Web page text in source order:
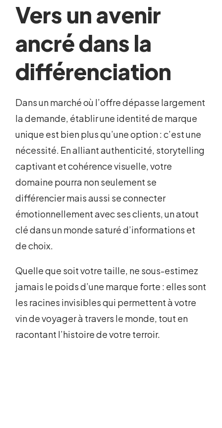
Vers un avenir
ancré dans la
différenciation
Dans un marché où l’offre dépasse largement
la demande, établir une identité de marque
unique est bien plus qu’une option : c’est une
nécessité. En alliant authenticité, storytelling
captivant et cohérence visuelle, votre
domaine pourra non seulement se
différencier mais aussi se connecter
émotionnellement avec ses clients, un atout
clé dans un monde saturé d’informations et
de choix.
Quelle que soit votre taille, ne sous-estimez
jamais le poids d’une marque forte : elles sont
les racines invisibles qui permettent à votre
vin de voyager à travers le monde, tout en
racontant l’histoire de votre terroir.